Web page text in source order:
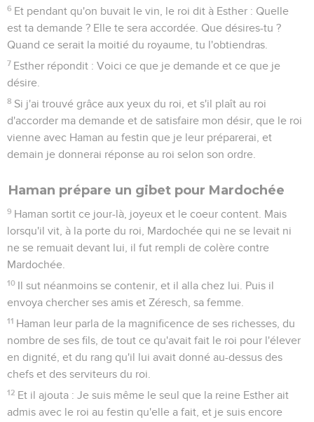
6 Et pendant qu'on buvait le vin, le roi dit à Esther : Quelle
est ta demande ? Elle te sera accordée. Que désires-tu ?
Quand ce serait la moitié du royaume, tu l'obtiendras.
7 Esther répondit : Voici ce que je demande et ce que je
désire.
8 Si j'ai trouvé grâce aux yeux du roi, et s'il plaît au roi
d'accorder ma demande et de satisfaire mon désir, que le roi
vienne avec Haman au festin que je leur préparerai, et
demain je donnerai réponse au roi selon son ordre.
Haman prépare un gibet pour Mardochée
9 Haman sortit ce jour-là, joyeux et le coeur content. Mais
lorsqu'il vit, à la porte du roi, Mardochée qui ne se levait ni
ne se remuait devant lui, il fut rempli de colère contre
Mardochée.
10 Il sut néanmoins se contenir, et il alla chez lui. Puis il
envoya chercher ses amis et Zéresch, sa femme.
11 Haman leur parla de la magnificence de ses richesses, du
nombre de ses fils, de tout ce qu'avait fait le roi pour l'élever
en dignité, et du rang qu'il lui avait donné au-dessus des
chefs et des serviteurs du roi.
12 Et il ajouta : Je suis même le seul que la reine Esther ait
admis avec le roi au festin qu'elle a fait, et je suis encore